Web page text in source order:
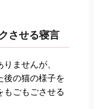
させる寝言
ませんが、
後の猫の様子を
もごもごさせる